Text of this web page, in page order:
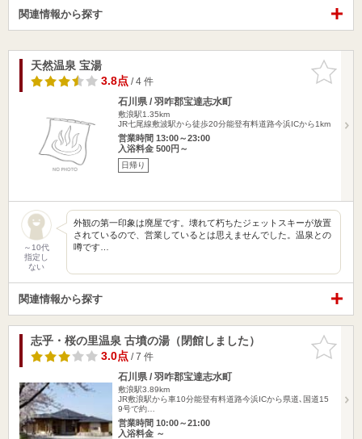
関連情報から探す
お気に入
りに追加
天然温泉 宝湯
3.8点/ 4 件
石川県 / 羽咋郡宝達志水町
敷浪駅1.35km
JR七尾線敷波駅から徒歩20分能登有料道路今浜ICから1km
営業時間 13:00～23:00
入浴料金 500円～
日帰り
～10代
指定し
ない
外観の第一印象は廃屋です。壊れて朽ちたジェットスキーが放置
されているので、営業しているとは思えませんでした。温泉との
噂です…
関連情報から探す
お気に入
りに追加
志乎・桜の里温泉 古墳の湯（閉館しました）
3.0点/ 7 件
石川県 / 羽咋郡宝達志水町
敷浪駅3.89km
JR敷浪駅から車10分能登有料道路今浜ICから県道､国道15
9号で約…
営業時間 10:00～21:00
入浴料金 ～